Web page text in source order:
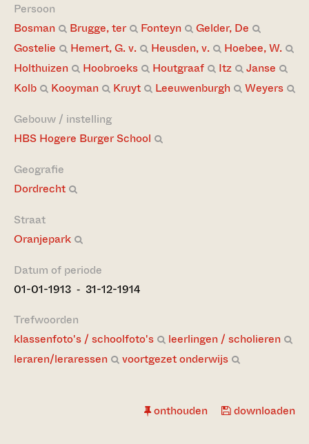
Persoon
Bosman
Brugge, ter Fonteyn
Gelder, De
Gostelie
Hemert, G. v. Heusden, v.
Hoebee, W.
Holthuizen
Hoobroeks Houtgraaf Itz
Janse
Kolb
Kooyman Kruyt Leeuwenburgh
Weyers
Gebouw / instelling
HBS Hogere Burger School
Geografie
Dordrecht
Straat
Oranjepark
Datum of periode
01-01-1913 ‐ 31-12-1914
Trefwoorden
klassenfoto's / schoolfoto's
leerlingen / scholieren
leraren/leraressen
voortgezet onderwijs
onthouden downloaden